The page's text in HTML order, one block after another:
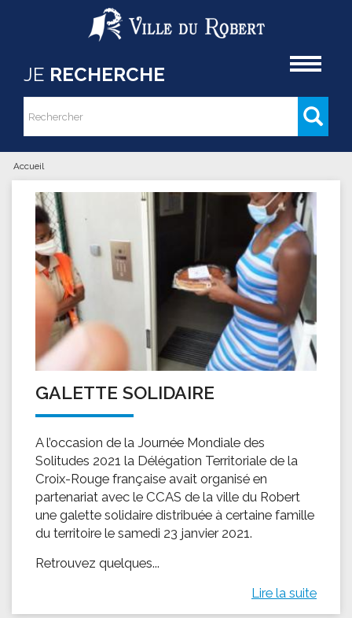
Aller au contenu principal
JE RECHERCHE
Formulaire de recherche
Rechercher
Vous êtes ici
Accueil
GALETTE SOLIDAIRE
A l’occasion de la Journée Mondiale des
Solitudes 2021 la Délégation Territoriale de la
Croix-Rouge française avait organisé en
partenariat avec le CCAS de la ville du Robert
une galette solidaire distribuée à certaine famille
du territoire le samedi 23 janvier 2021.
Retrouvez quelques...
Lire la suite